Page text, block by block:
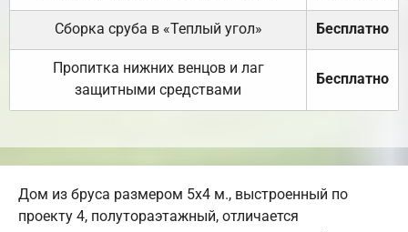
Сборка сруба в «Теплый угол» Бесплатно
Пропитка нижних венцов и лаг
защитными средствами
Бесплатно
Дом из бруса размером 5х4 м., выстроенный по
проекту 4, полутораэтажный, отличается